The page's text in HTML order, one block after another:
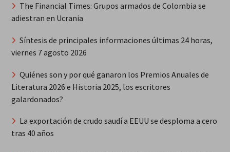
The Financial Times: Grupos armados de Colombia se
adiestran en Ucrania
Síntesis de principales informaciones últimas 24 horas,
viernes 7 agosto 2026
Quiénes son y por qué ganaron los Premios Anuales de
Literatura 2026 e Historia 2025, los escritores
galardonados?
La exportación de crudo saudí a EEUU se desploma a cero
tras 40 años